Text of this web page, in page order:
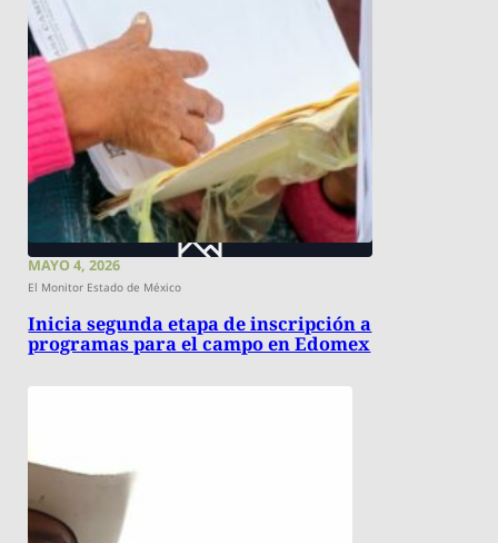
MAYO 4, 2026
El Monitor Estado de México
Inicia segunda etapa de inscripción a
programas para el campo en Edomex